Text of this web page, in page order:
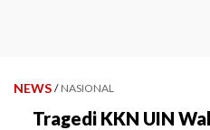
NEWS / NASIONAL
Tragedi KKN UIN